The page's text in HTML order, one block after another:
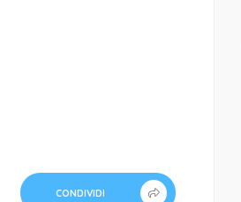
CONDIVIDI